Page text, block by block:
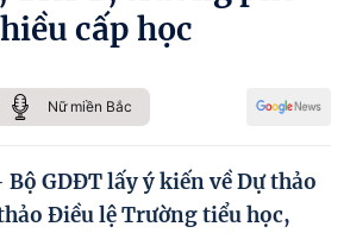
kế
chính sách
nhân và doanh nghiệp dân tộc
trị Nông sản
cấp học
Nữ miền Bắc
GDĐT lấy ý kiến về Dự thảo
Điều lệ Trường tiểu học,